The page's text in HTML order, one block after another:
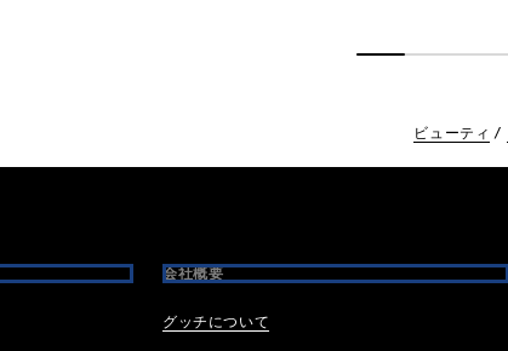
ビューティ
会社概要
グッチについて